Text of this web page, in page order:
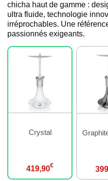
chicha haut de gamme :
ultra fluide, technologie
irréprochables. Une
passionnés exigeants.
Crystal
419,90€